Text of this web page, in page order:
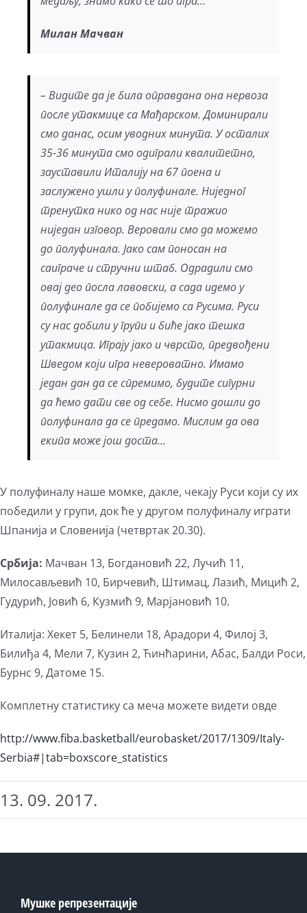
Милан Мачван
– Видите да је била оправдана она нервоза
после утакмице са Мађарском. Доминирали
смо данас, осим уводних минута. У осталих
35-36 минута смо одиграли квалитетно,
зауставили Италију на 67 поена и
заслужено ушли у полуфинале. Ниједног
тренутка нико од нас није тражио
ниједан изговор. Веровали смо да можемо
до полуфинала. Јако сам поносан на
саиграче и стручни штаб. Одрадили смо
овај део посла лавовски, а сада идемо у
полуфинале да се побијемо са Русима. Руси
су нас добили у групи и биће јако тешка
утакмица. Играју јако и чврсто, предвођени
Шведом који игра невероватно. Имамо
један дан да се спремимо, будите сигурни
да ћемо дати све од себе. Нисмо дошли до
полуфинала да се предамо. Мислим да ова
екипа може још доста…
У полуфиналу наше момке, дакле, чекају Руси који су их
победили у групи, док ће у другом полуфиналу играти
Шпанија и Словенија (четвртак 20.30).
Србија: Мачван 13, Богдановић 22, Лучић 11,
Милосављевић 10, Бирчевић, Штимац, Лазић, Мицић 2,
Гудурић, Јовић 6, Кузмић 9, Марјановић 10.
Италија: Хекет 5, Белинели 18, Арадори 4, Филој 3,
Билиђа 4, Мели 7, Кузин 2, Ћинћарини, Абас, Балди Роси,
Бурнс 9, Датоме 15.
Комплетну статистику са меча можете видети овде
http://www.fiba.basketball/eurobasket/2017/1309/Italy-
Serbia#|tab=boxscore_statistics
13. 09. 2017.
Мушке репрезентације